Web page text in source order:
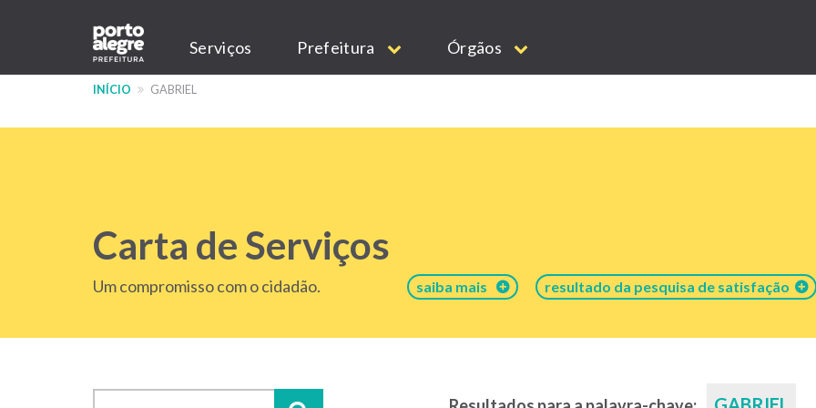
conteúdo
Main
navigation
Serviços Prefeitura Órgãos
INÍCIO GABRIEL
Carta de Serviços
Um compromisso com o cidadão. saiba mais resultado da pesquisa de satisfação